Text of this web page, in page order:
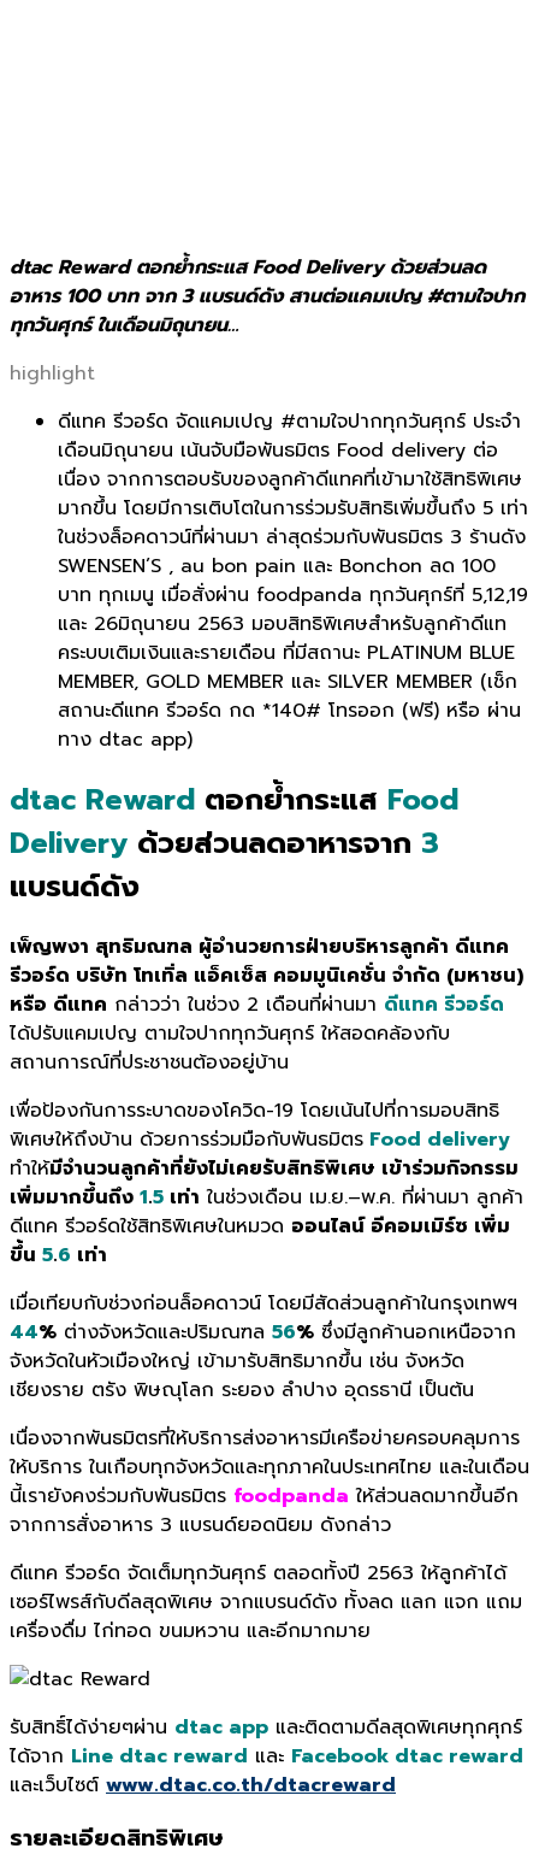
dtac Reward ตอกย้ำกระแส Food Delivery ด้วยส่วนลด
อาหาร 100 บาท จาก 3 แบรนด์ดัง สานต่อแคมเปญ #ตามใจปาก
ทุกวันศุกร์ ในเดือนมิถุนายน…
highlight
ดีแทค รีวอร์ด จัดแคมเปญ #ตามใจปากทุกวันศุกร์ ประจำ
เดือนมิถุนายน เน้นจับมือพันธมิตร Food delivery ต่อ
เนื่อง จากการตอบรับของลูกค้าดีแทคที่เข้ามาใช้สิทธิพิเศษ
มากขึ้น โดยมีการเติบโตในการร่วมรับสิทธิเพิ่มขึ้นถึง 5 เท่า
ในช่วงล็อคดาวน์ที่ผ่านมา ล่าสุดร่วมกับพันธมิตร 3 ร้านดัง
SWENSEN’S , au bon pain และ Bonchon ลด 100
บาท ทุกเมนู เมื่อสั่งผ่าน foodpanda ทุกวันศุกร์ที่ 5,12,19
และ 26มิถุนายน 2563 มอบสิทธิพิเศษสำหรับลูกค้าดีแท
คระบบเติมเงินและรายเดือน ที่มีสถานะ PLATINUM BLUE
MEMBER, GOLD MEMBER และ SILVER MEMBER (เช็ก
สถานะดีแทค รีวอร์ด กด *140# โทรออก (ฟรี) หรือ ผ่าน
ทาง dtac app)
dtac Reward ตอกย้ำกระแส Food
Delivery ด้วยส่วนลดอาหารจาก 3
แบรนด์ดัง
เพ็ญพงา สุทธิมณฑล ผู้อำนวยการฝ่ายบริหารลูกค้า ดีแทค
รีวอร์ด บริษัท โทเทิ่ล แอ็คเซ็ส คอมมูนิเคชั่น จำกัด (มหาชน)
หรือ ดีแทค กล่าวว่า ในช่วง 2 เดือนที่ผ่านมา ดีแทค รีวอร์ด
ได้ปรับแคมเปญ ตามใจปากทุกวันศุกร์ ให้สอดคล้องกับ
สถานการณ์ที่ประชาชนต้องอยู่บ้าน
เพื่อป้องกันการระบาดของโควิด-19 โดยเน้นไปที่การมอบสิทธิ
พิเศษให้ถึงบ้าน ด้วยการร่วมมือกับพันธมิตร Food delivery
ทำให้มีจำนวนลูกค้าที่ยังไม่เคยรับสิทธิพิเศษ เข้าร่วมกิจกรรม
เพิ่มมากขึ้นถึง 1.5 เท่า ในช่วงเดือน เม.ย.–พ.ค. ที่ผ่านมา ลูกค้า
ดีแทค รีวอร์ดใช้สิทธิพิเศษในหมวด ออนไลน์ อีคอมเมิร์ซ เพิ่ม
ขึ้น 5.6 เท่า
เมื่อเทียบกับช่วงก่อนล็อคดาวน์ โดยมีสัดส่วนลูกค้าในกรุงเทพฯ
44% ต่างจังหวัดและปริมณฑล 56% ซึ่งมีลูกค้านอกเหนือจาก
จังหวัดในหัวเมืองใหญ่ เข้ามารับสิทธิมากขึ้น เช่น จังหวัด
เชียงราย ตรัง พิษณุโลก ระยอง ลำปาง อุดรธานี เป็นต้น
เนื่องจากพันธมิตรที่ให้บริการส่งอาหารมีเครือข่ายครอบคลุมการ
ให้บริการ ในเกือบทุกจังหวัดและทุกภาคในประเทศไทย และในเดือน
นี้เรายังคงร่วมกับพันธมิตร foodpanda ให้ส่วนลดมากขึ้นอีก
จากการสั่งอาหาร 3 แบรนด์ยอดนิยม ดังกล่าว
ดีแทค รีวอร์ด จัดเต็มทุกวันศุกร์ ตลอดทั้งปี 2563 ให้ลูกค้าได้
เซอร์ไพรส์กับดีลสุดพิเศษ จากแบรนด์ดัง ทั้งลด แลก แจก แถม
เครื่องดื่ม ไก่ทอด ขนมหวาน และอีกมากมาย
รับสิทธิ์ได้ง่ายๆผ่าน dtac app และติดตามดีลสุดพิเศษทุกศุกร์
ได้จาก Line dtac reward และ Facebook dtac reward
และเว็บไซต์ www.dtac.co.th/dtacreward
รายละเอียดสิทธิพิเศษ